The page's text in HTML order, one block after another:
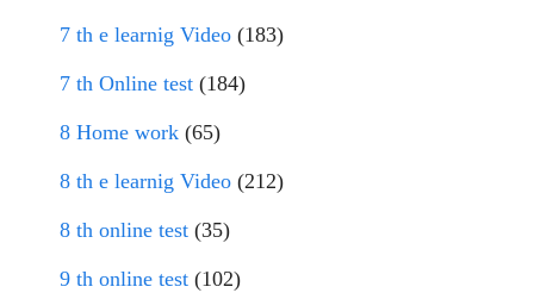
7 th e learnig Video (183)
7 th Online test (184)
8 Home work (65)
8 th e learnig Video (212)
8 th online test (35)
9 th online test (102)